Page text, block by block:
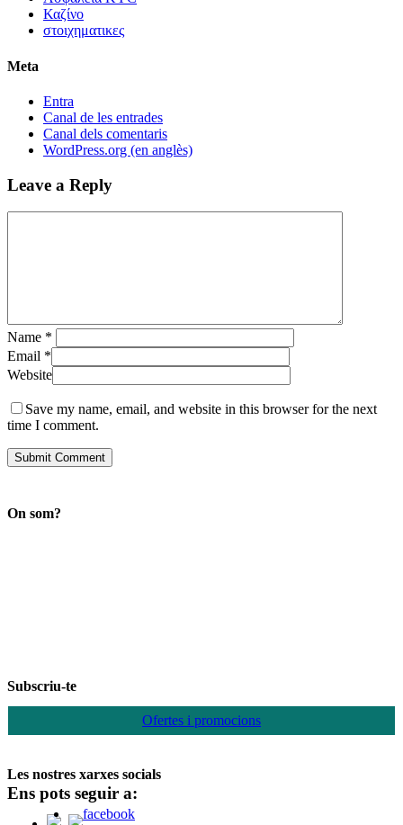
Καζίνο
στοιχηματικες
Meta
Entra
Canal de les entrades
Canal dels comentaris
WordPress.org (en anglès)
Leave a Reply
Name *
Email *
Website
Save my name, email, and website in this browser for the next
time I comment.
On som?
Subscriu-te
Ofertes i promocions
Les nostres xarxes socials
Ens pots seguir a: